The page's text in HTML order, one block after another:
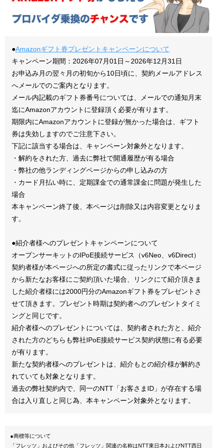
●Amazonギフト券プレゼントキャンペーンについて
キャンペーン期間：2026年07月01日～2026年12月31日
お申込み月の翌々月の初旬から10日頃に、契約メールアドレス
へメールでのご案内となります。
メール内記載のギフト券番号については、メールでの通知月末
迄にAmazonアカウントに登録頂く必要が有ります。
期限内にAmazonアカウントに登録が無かった場合は、ギフト
券は失効しますのでご注意下さい。
下記に該当する場合は、キャンペーン対象外となります。
・解約をされた方、過去に弊社で開通履歴が有る場合
・弊社の他ランディングページからの申し込みの方
・カード月払い時に、定期課金での通常課金に問題が発生した
場合
本キャンペーン終了後、本ページは削除又は内容変更となりま
す。
●紹介者様へのプレゼントキャンペーンについて
オープンサーキットのIPoE接続サービス（v6Neo、v6Direct）
契約者様が本ページへの所定の書式に従ったリンクで本ページ
から新たなお客様にご契約頂いた場合、リンクにて紹介頂きま
した紹介者様には2000円分のAmazonギフト券をプレゼントさ
せて頂きます。プレゼント時期は契約者へのプレゼントタイミ
ングと同じです。
紹介者様へのプレゼントについては、契約者された方と、紹介
された方のどちらも弊社IPoE接続サービス契約状態に有る必要
が有ります。
新たな契約者様へのプレゼントは、紹介もとの紹介様が解約さ
れていても対象となります。
過去の弊社契約内で、同一のNTT「お客さまID」が存在する場
合は入り直しと同じ為、本キャンペーン対象外となります。
●商標等について
「フレッツ」およびその他「フレッツ」関連の名称はNTT東日本およびNTT西日